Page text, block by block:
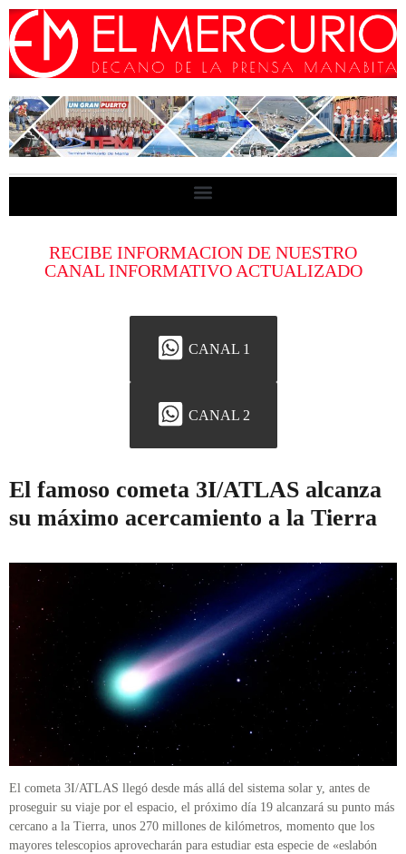
RECIBE INFORMACION DE NUESTRO
CANAL INFORMATIVO ACTUALIZADO
CANAL 1
CANAL 2
El famoso cometa 3I/ATLAS alcanza
su máximo acercamiento a la Tierra
El cometa 3I/ATLAS llegó desde más allá del sistema solar y, antes de
proseguir su viaje por el espacio, el próximo día 19 alcanzará su punto más
cercano a la Tierra, unos 270 millones de kilómetros, momento que los
mayores telescopios aprovecharán para estudiar esta especie de «eslabón